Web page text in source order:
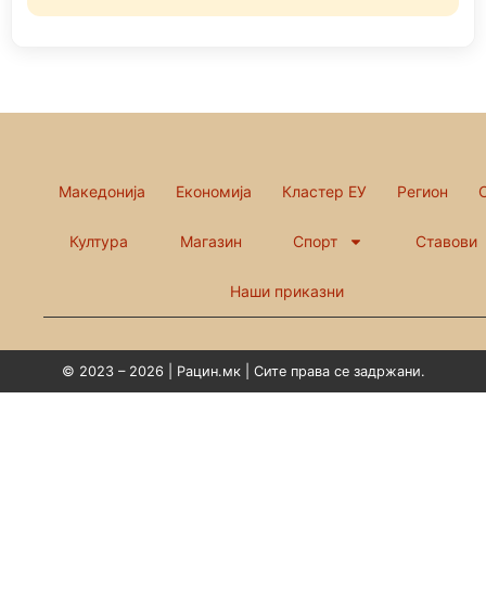
Македонија Економија Кластер ЕУ Регион
Култура Магазин Спорт Ставови
Наши приказни
© 2023 – 2026 | Рацин.мк | Сите права се задржани.